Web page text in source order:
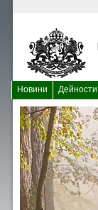
Новини Дейности